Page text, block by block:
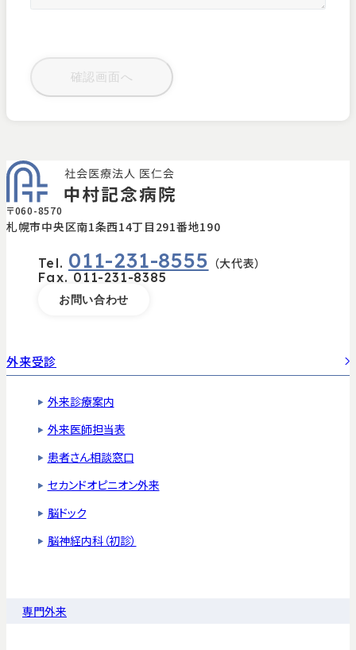
〒060-8570
札幌市中央区南1条西14丁目291番地190
Tel. 011-231-8555 （大代表）
Fax. 011-231-8385
お問い合わせ
外来受診
外来診療案内
外来医師担当表
患者さん相談窓口
セカンドオピニオン外来
脳ドック
脳神経内科（初診）
専門外来